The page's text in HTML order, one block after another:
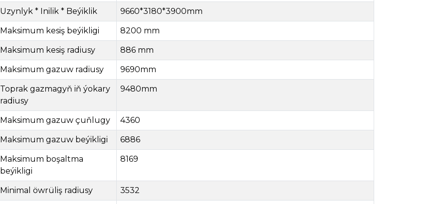
Uzynlyk * Inilik * Beýiklik 9660*3180*3900mm
Maksimum kesiş beýikligi 8200 mm
Maksimum kesiş radiusy 886 mm
Maksimum gazuw radiusy 9690mm
Toprak gazmagyň iň ýokary
radiusy
9480mm
Maksimum gazuw çuňlugy 4360
Maksimum gazuw beýikligi 6886
Maksimum boşaltma
beýikligi
8169
Minimal öwrüliş radiusy 3532